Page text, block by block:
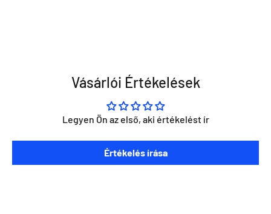
Vásárlói Értékelések
Legyen Ön az első, aki értékelést ír
Értékelés írása
Szeretnéd ha napra kész lennél minden Direct Darts
aktivitással kapcsolatban?